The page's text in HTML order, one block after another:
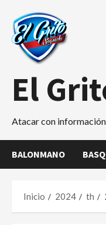
contenido
El
Atacar con
BALONMANO
Inicio 2024 th